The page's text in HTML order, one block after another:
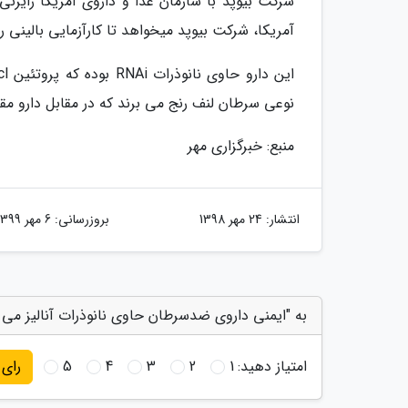
آمریکا، شرکت بیوپد میخواهد تا کارآزمایی بالینی
نوعی سرطان لنف رنج می برند که در مقابل دارو
منبع: خبرگزاری مهر
انتشار: 24 مهر 1398 بروزرسانی: 6 مهر 1399
به "ایمنی داروی ضدسرطان حاوی نانوذرات آنالیز می
امتیاز دهید:1
2
3
4
5 رای